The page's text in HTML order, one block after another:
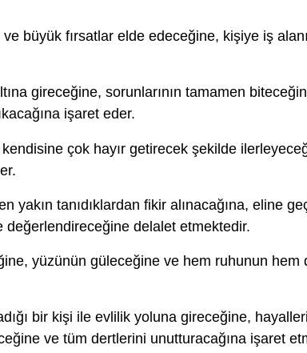
büyük fırsatlar elde edeceğine, kişiye iş
gireceğine, sorunlarının tamamen
işaret eder.
kendisine çok hayır getirecek şekilde
yakın tanıdıklardan fikir alınacağına, eline
değerlendireceğine delalet etmektedir.
yüzünün güleceğine ve hem ruhunun hem
bir kişi ile evlilik yoluna gireceğine,
ve tüm dertlerini unutturacağına işaret